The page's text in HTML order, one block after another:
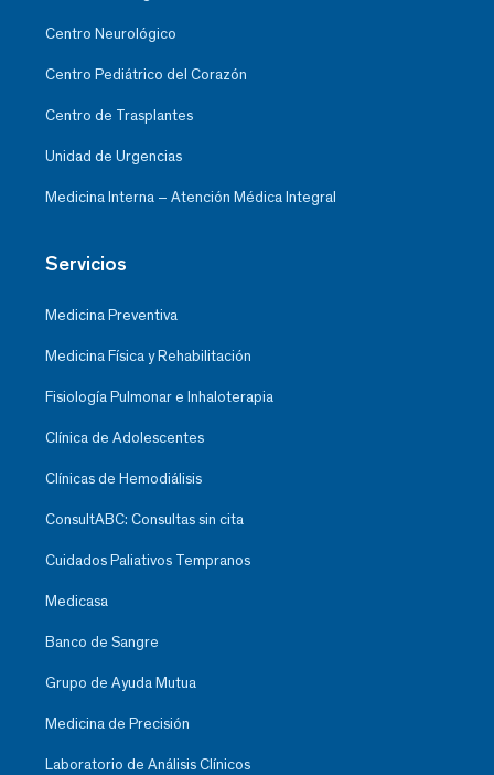
Centro Neurológico
Centro Pediátrico del Corazón
Centro de Trasplantes
Unidad de Urgencias
Medicina Interna – Atención Médica Integral
Servicios
Medicina Preventiva
Medicina Física y Rehabilitación
Fisiología Pulmonar e Inhaloterapia
Clínica de Adolescentes
Clínicas de Hemodiálisis
ConsultABC: Consultas sin cita
Cuidados Paliativos Tempranos
Medicasa
Banco de Sangre
Grupo de Ayuda Mutua
Medicina de Precisión
Laboratorio de Análisis Clínicos